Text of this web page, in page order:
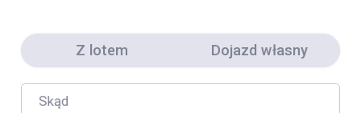
Z lotem Dojazd własny
Skąd